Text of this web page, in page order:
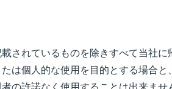
されているものを除きすべて当社に
は個人的な使用を目的とする場合
の許諾なく使用することは出来ませ